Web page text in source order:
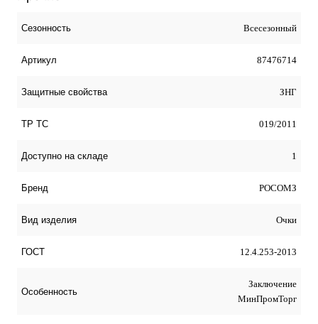
Сезонность Всесезонный
Артикул 87476714
Защитные свойства ЗНГ
ТР ТС 019/2011
Доступно на складе 1
Бренд РОСОМЗ
Вид изделия Очки
ГОСТ 12.4.253-2013
Особенность
Заключение
МинПромТорг